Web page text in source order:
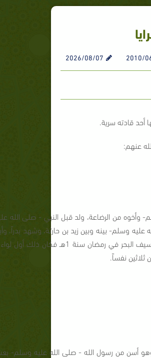
2010/
2026/08/07
أحد قادته سرية.
عنهم:
من الرضاعة، ولد قبل النبي - صلى الله
عليه وسلم- بينه وبين زيد بن حارثة، وشهد
في قتل عتبة بن ربيعة، أو العكس، وعقد له الرسول - صلى
نفساً.
في شوال سنة 1هـ) كان أحد السابقي الأولين. وهو أسن من رسول الله -